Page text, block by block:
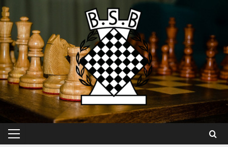
Skip
to
content
Primary